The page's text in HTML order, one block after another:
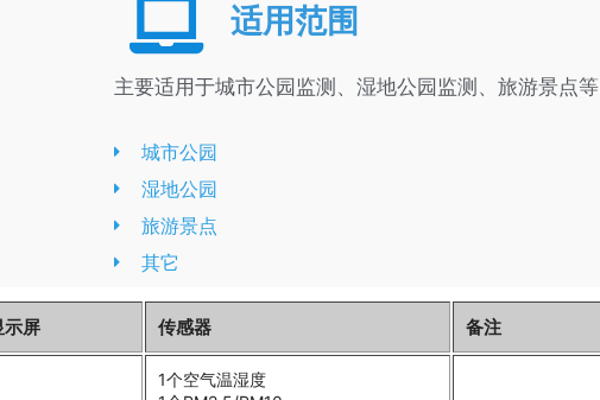
适用范围
主要适用于城市公园监测、湿地公园监测、旅游景点等
城市公园
湿地公园
旅游景点
其它
示屏 传感器 备注
1个空气温湿度